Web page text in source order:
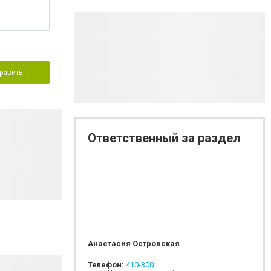
Ответственный за раздел
Анастасия Островская
Телефон: 410-300